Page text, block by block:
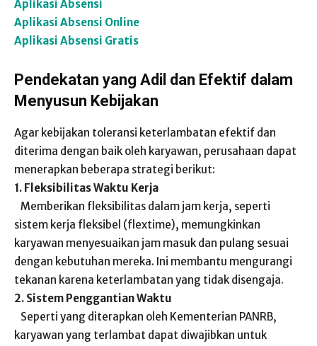
Aplikasi Absensi
Aplikasi Absensi Online
Aplikasi Absensi Gratis
Pendekatan yang Adil dan Efektif dalam
Menyusun Kebijakan
Agar kebijakan toleransi keterlambatan efektif dan
diterima dengan baik oleh karyawan, perusahaan dapat
menerapkan beberapa strategi berikut:
1. Fleksibilitas Waktu Kerja
Memberikan fleksibilitas dalam jam kerja, seperti
sistem kerja fleksibel (flextime), memungkinkan
karyawan menyesuaikan jam masuk dan pulang sesuai
dengan kebutuhan mereka. Ini membantu mengurangi
tekanan karena keterlambatan yang tidak disengaja.
2. Sistem Penggantian Waktu
Seperti yang diterapkan oleh Kementerian PANRB,
karyawan yang terlambat dapat diwajibkan untuk